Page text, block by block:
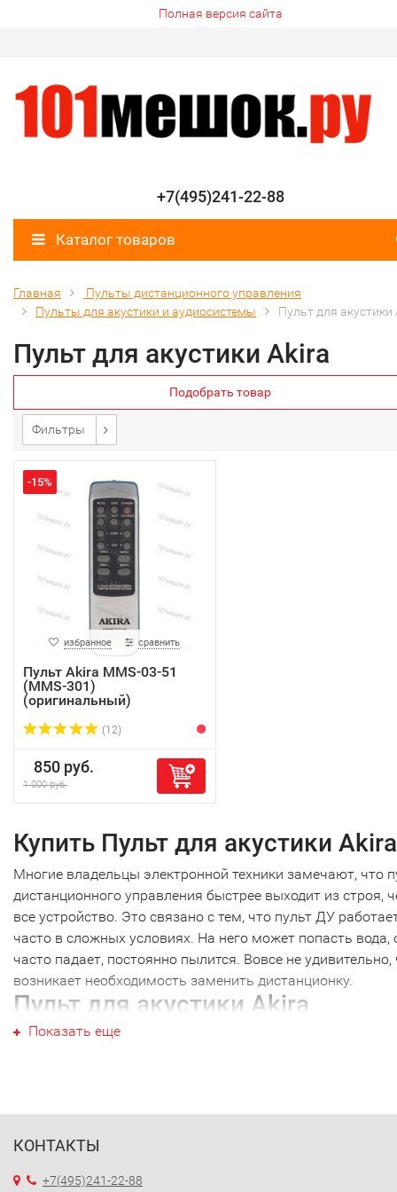
Полная версия сайта
+7(495)241-22-88
Каталог товаров
Главная
Пульты дистанционного управления
Пульты для акустики и аудиосистемы
Пульт для акустики
Пульт для акустики Akira
Подобрать товар
Фильтры
-15%
избранное сравнить
Пульт Akira MMS-03-51
(MMS-301)
(оригинальный)
(12)
850 руб.
1 000 руб.
Купить Пульт для акустики Akira
Многие владельцы электронной техники замечают, что
дистанционного управления быстрее выходит из строя,
все устройство. Это связано с тем, что пульт ДУ
часто в сложных условиях. На него может попасть вода,
часто падает, постоянно пылится. Вовсе не удивительно,
возникает необходимость заменить дистанционку.
Пульт для акустики Akira
Пульт для акустики Akira не являются исключением, как
каждый пульт ДУ работает только с определенной
устройство, которое не будет работать с вашей техникой.
Показать еще
КОНТАКТЫ
+7(495)241-22-88